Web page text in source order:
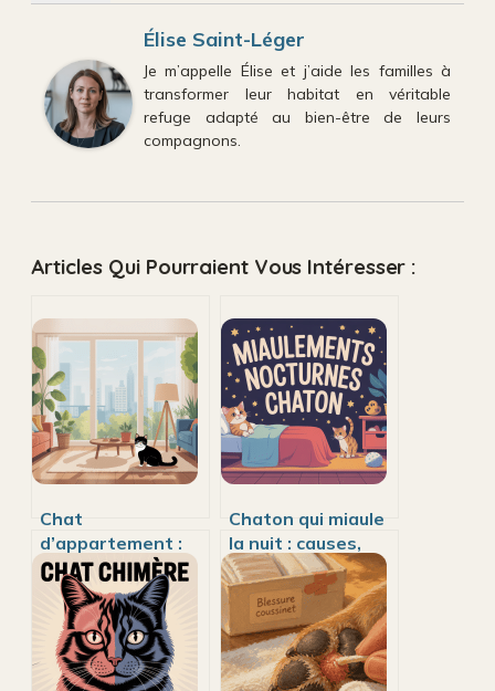
Élise Saint-Léger
Je m’appelle Élise et j’aide les familles à
transformer leur habitat en véritable
refuge adapté au bien-être de leurs
compagnons.
Articles Qui Pourraient Vous Intéresser :
Chat
d’appartement :
besoins, bien-être
et erreurs à éviter
Chaton qui miaule
la nuit : causes,
solutions et bons
réflexes